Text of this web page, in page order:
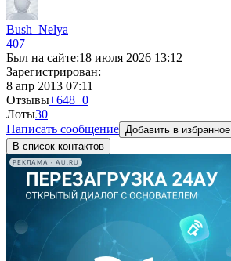
Bush_Nelya
407
Был на сайте:18 июля 2026 13:12
Зарегистрирован:
8 апр 2013 07:11
Отзывы+648−0
Лоты30
Написать сообщение Добавить в избранное
В список контактов
РЕКЛАМА • AU.RU